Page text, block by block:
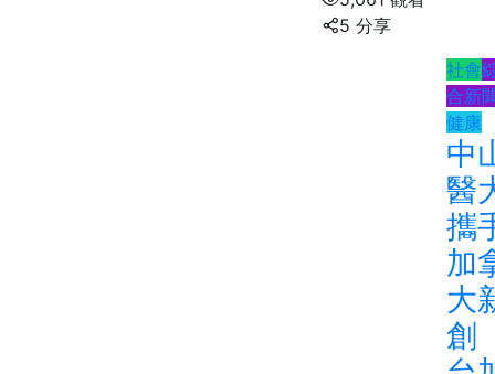
5 分享
社會
合新
健康
中
醫
攜
加
大